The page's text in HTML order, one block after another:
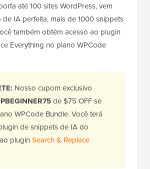
até 100 sites WordPress, vem
IA perfeita, mais de 1000 snippets
também obtém acesso ao plugin
Everything no plano WPCode
Nosso cupom exclusivo
de $75 OFF se
WPCode Bundle. Você terá
de snippets de IA do
plugin Search & Replace